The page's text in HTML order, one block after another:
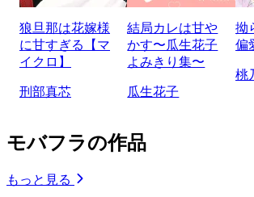
狼旦那は花嫁様
に甘すぎる【マ
イクロ】
刑部真芯
結局カレは甘や
かす〜瓜生花子
よみきり集〜
瓜生花子
拗
偏
桃
モバフラの作品
もっと見る